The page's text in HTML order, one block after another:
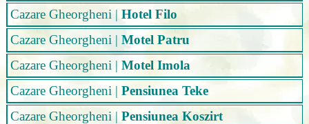
Cazare Gheorgheni | Hotel Filo
Cazare Gheorgheni | Motel Patru
Cazare Gheorgheni | Motel Imola
Cazare Gheorgheni | Pensiunea Teke
Cazare Gheorgheni | Pensiunea Koszirt